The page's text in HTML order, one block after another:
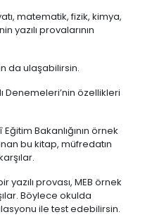
matematik, fizik, kimya,
yazılı provalarının
da ulaşabilirsin.
Denemeleri’nin özellikleri
Eğitim Bakanlığının örnek
bu kitap, müfredatın
yazılı provası, MEB örnek
Böylece okulda
ile test edebilirsin.